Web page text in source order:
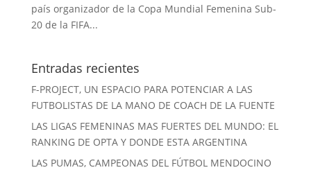
país organizador de la Copa Mundial Femenina Sub-
20 de la FIFA...
Entradas recientes
F-PROJECT, UN ESPACIO PARA POTENCIAR A LAS
FUTBOLISTAS DE LA MANO DE COACH DE LA FUENTE
LAS LIGAS FEMENINAS MAS FUERTES DEL MUNDO: EL
RANKING DE OPTA Y DONDE ESTA ARGENTINA
LAS PUMAS, CAMPEONAS DEL FÚTBOL MENDOCINO